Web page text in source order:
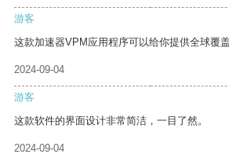
游客
这款加速器VPM应用程序可以给你提供全球覆
2024-09-04
游客
这款软件的界面设计非常简洁，一目了然。
2024-09-04